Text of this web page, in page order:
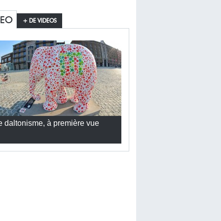
+ DE VIDEOS
daltonisme, à première vue